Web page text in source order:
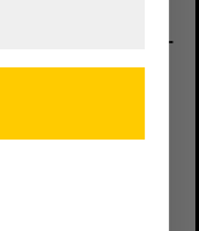
von Sachsen-